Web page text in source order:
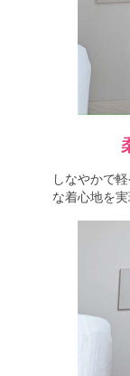
しなやかで
な着心地を実